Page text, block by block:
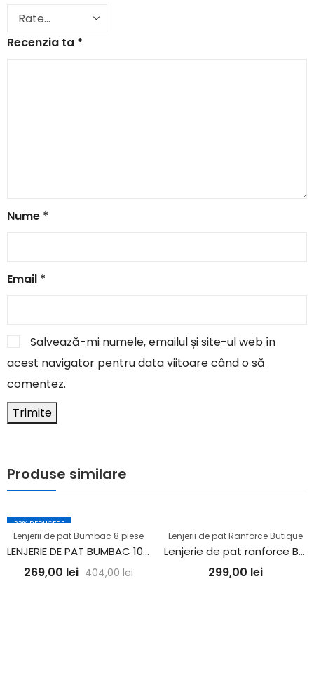
Recenzia ta *
Nume *
Email *
Salvează-mi numele, emailul și site-ul web în
acest navigator pentru data viitoare când o să
comentez.
Produse similare
33% REDUCERE
Lenjerii de pat Bumbac 8 piese
LENJERIE DE PAT BUMBAC 100% 8 PIESE (8PCS14)
269,00 lei 404,00lei
Lenjerii de pat Ranforce Butique
Lenjerie de pat ranforce Butique (PURE V4)
299,00 lei